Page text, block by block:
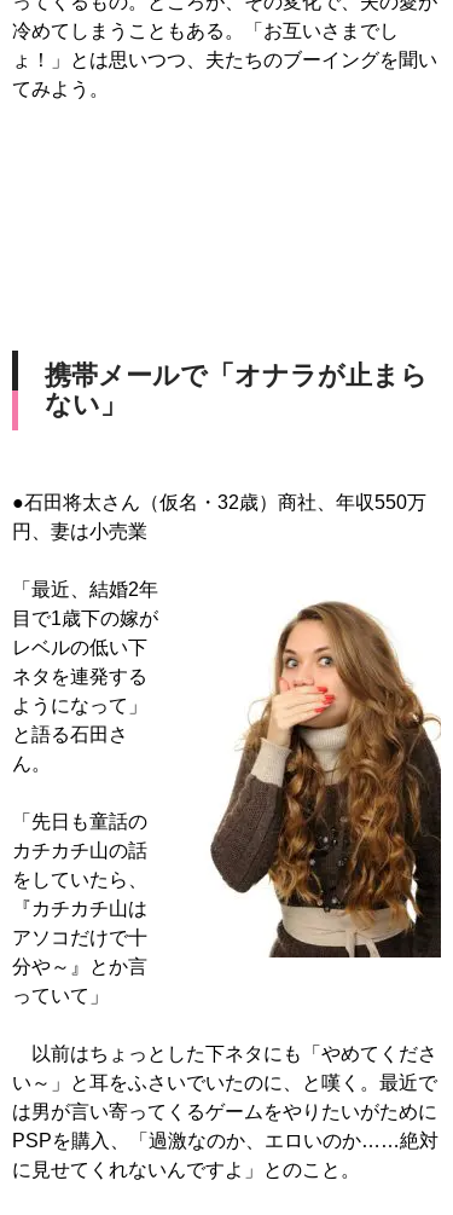
冷めてしまうこともある。「お互いさまでし
ょ！」とは思いつつ、夫たちのブーイングを聞い
てみよう。
携帯メールで「オナラが止まら
ない」
●石田将太さん（仮名・32歳）商社、年収550万
円、妻は小売業
「最近、結婚2年
目で1歳下の嫁が
レベルの低い下
ネタを連発する
ようになって」
と語る石田さ
ん。
「先日も童話の
カチカチ山の話
をしていたら、
『カチカチ山は
アソコだけで十
分や～』とか言
っていて」
以前はちょっとした下ネタにも「やめてくださ
い～」と耳をふさいでいたのに、と嘆く。最近で
は男が言い寄ってくるゲームをやりたいがために
PSPを購入、「過激なのか、エロいのか……絶対
に見せてくれないんですよ」とのこと。